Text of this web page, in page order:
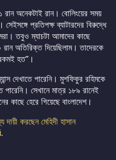
রান অনেকটাই রান। বোলিংয়ের সময়
প্রতিপক্ষ ব্যাটারদের বিরুদ্ধে
তবুও ম্যাচটা আমাদের কাছে
অতিরিক্ত দিয়েছিলাম। তাদেরকে
হত”।
দেখাতে পারেনি। মুশফিকুর রহিমকে
সেখানে মাত্র ১৮৯ রানেই
কাছে হেরে গিয়েছে বাংলাদেশ।
দায়ী করছেন মেহিদী হাসান
.